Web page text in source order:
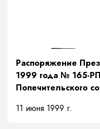
Распоряжение
1999 года № 165-
Попечительского
11 июня 1999 г.